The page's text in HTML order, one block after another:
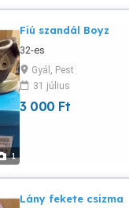
1
Fiú szandál Boyz
32-es
Gyál, Pest
31 július
3 000 Ft
Lány fekete csizma